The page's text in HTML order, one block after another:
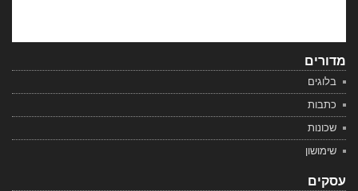
מדורים
בלוגים
כתבות
שכונות
שימושון
עסקים